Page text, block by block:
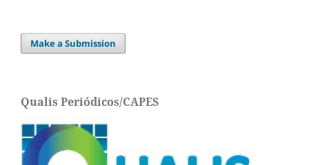
Make a Submission
Qualis Periódicos/CAPES